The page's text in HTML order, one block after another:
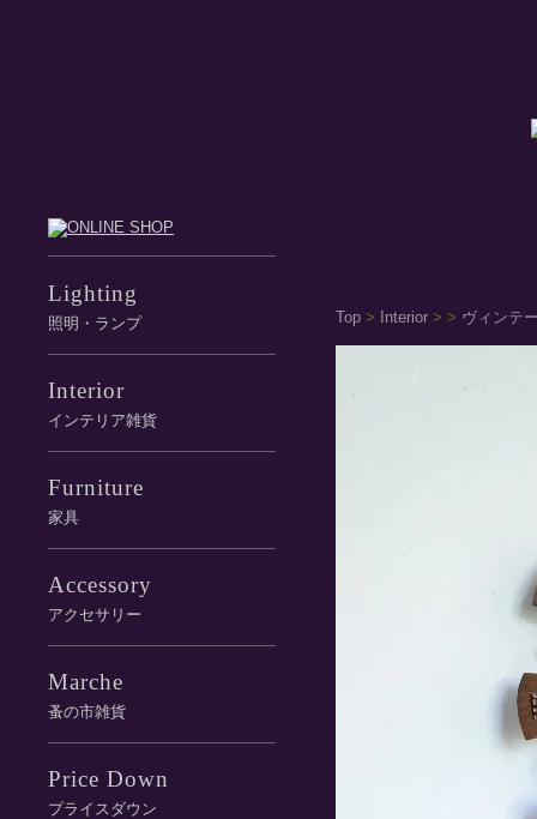
Top > Interior > > ヴィンテ
Lighting
照明・ランプ
Interior
インテリア雑貨
Furniture
家具
Accessory
アクセサリー
Marche
蚤の市雑貨
Price Down
プライスダウン